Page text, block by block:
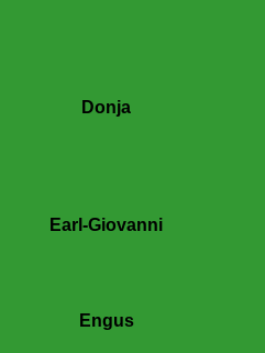
Donja
Earl-Giovanni
Engus